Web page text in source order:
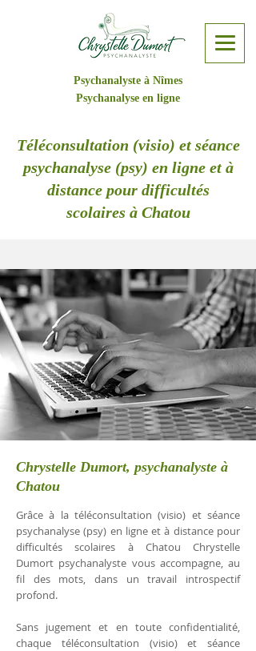
Psychanalyste à Nîmes
Psychanalyse en ligne
Téléconsultation (visio) et séance
psychanalyse (psy) en ligne et à
distance pour difficultés
scolaires à Chatou
Chrystelle Dumort, psychanalyste à
Chatou
Grâce à la téléconsultation (visio) et séance
psychanalyse (psy) en ligne et à distance pour
difficultés scolaires à Chatou Chrystelle
Dumort psychanalyste vous accompagne, au
fil des mots, dans un travail introspectif
profond.
Sans jugement et en toute confidentialité,
chaque téléconsultation (visio) et séance